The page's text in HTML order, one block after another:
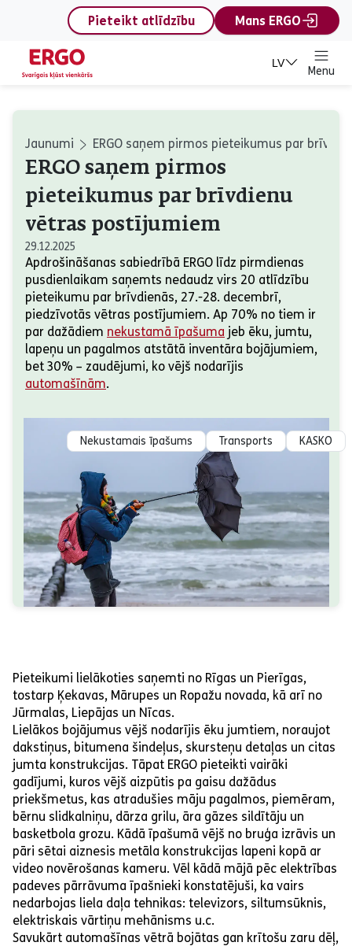
content
Pieteikt atlīdzību
Mans ERGO
LV
Menu
Jaunumi ERGO saņem pirmos pieteikumus par
ERGO saņem pirmos
pieteikumus par brīvdienu
vētras postījumiem
29.12.2025
Apdrošināšanas sabiedrībā ERGO līdz pirmdienas
pusdienlaikam saņemts nedaudz virs 20 atlīdzību
pieteikumu par brīvdienās, 27.-28. decembrī,
piedzīvotās vētras postījumiem. Ap 70% no tiem ir
par dažādiem nekustamā īpašuma jeb ēku, jumtu,
lapeņu un pagalmos atstātā inventāra bojājumiem,
bet 30% – zaudējumi, ko vējš nodarījis
automašīnām.
Nekustamais īpašums Transports KASKO
Pieteikumi lielākoties saņemti no Rīgas un Pierīgas,
tostarp Ķekavas, Mārupes un Ropažu novada, kā arī no
Jūrmalas, Liepājas un Nīcas.
Lielākos bojājumus vējš nodarījis ēku jumtiem, noraujot
dakstiņus, bitumena šindeļus, skursteņu detaļas un citas
jumta konstrukcijas. Tāpat ERGO pieteikti vairāki
gadījumi, kuros vējš aizpūtis pa gaisu dažādus
priekšmetus, kas atradušies māju pagalmos, piemēram,
bērnu slidkalniņu, dārza grilu, āra gāzes sildītāju un
basketbola grozu. Kādā īpašumā vējš no bruģa izrāvis un
pāri sētai aiznesis metāla konstrukcijas lapeni kopā ar
video novērošanas kameru. Vēl kādā mājā pēc elektrības
padeves pārrāvuma īpašnieki konstatējuši, ka vairs
nedarbojas liela daļa tehnikas: televizors, siltumsūknis,
elektriskais vārtiņu mehānisms u.c.
Savukārt automašīnas vētrā bojātas gan krītošu zaru dēļ,